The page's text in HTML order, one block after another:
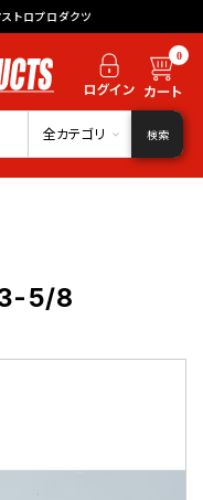
トロプロダクツ
0
全カテゴリ 検索
5/8